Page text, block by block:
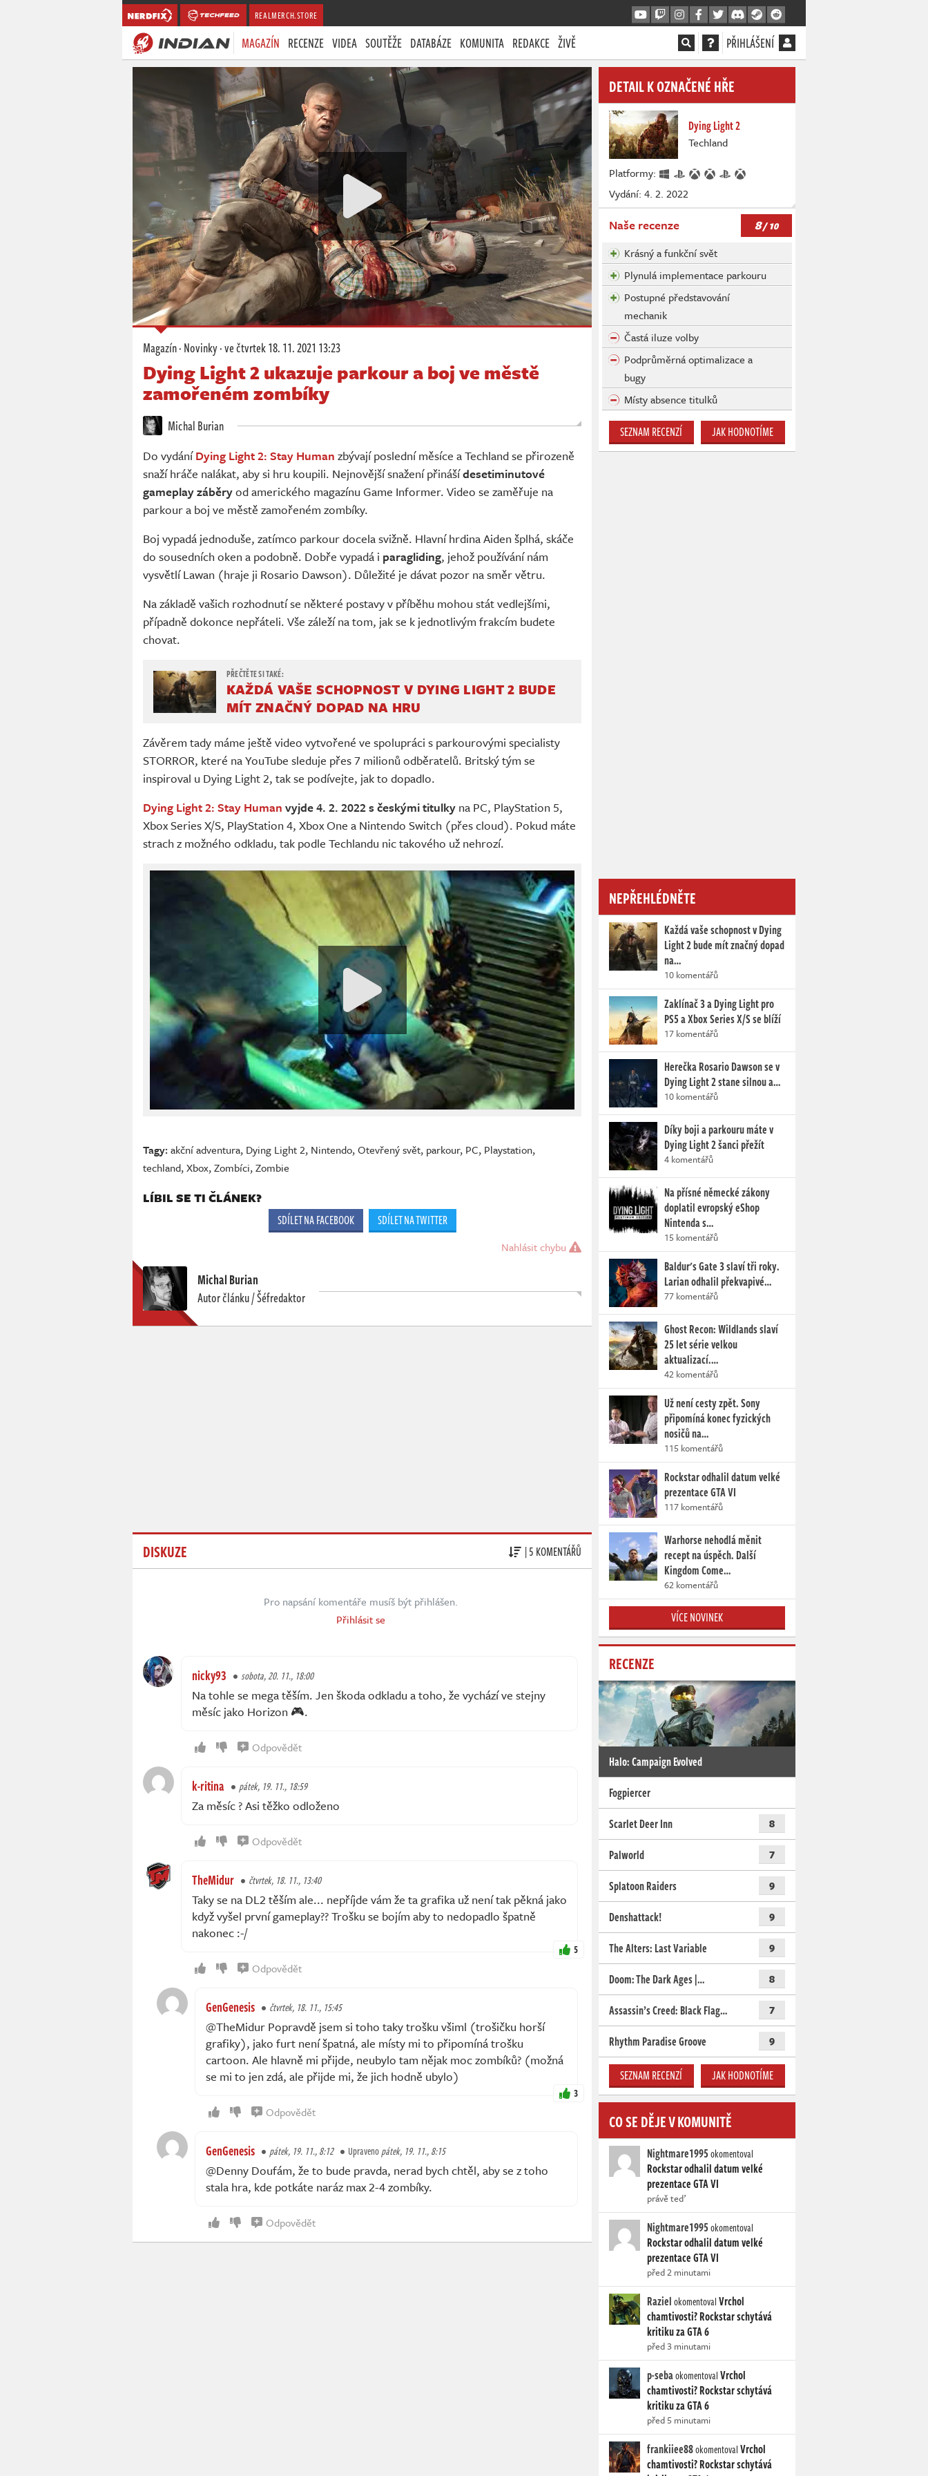
REALMERCH.STORE
MAGAZÍN RECENZE VIDEA SOUTĚŽE DATABÁZE KOMUNITA REDAKCE ŽIVĚ PŘIHLÁŠENÍ
Magazín·Novinky·ve čtvrtek18. 11. 2021 13:23
Dying Light 2 ukazuje parkour a boj ve městě
zamořeném zombíky
Michal Burian
Do vydáníDying Light 2: Stay Human zbývají poslední měsíce a Techland se přirozeně
snaží hráče nalákat, aby si hru koupili. Nejnovější snažení přinášídesetiminutové
gameplay záběryod amerického magazínu Game Informer. Video se zaměřuje na
parkour a boj ve městě zamořeném zombíky.
Boj vypadá jednoduše, zatímco parkour docela svižně. Hlavní hrdina Aiden šplhá, skáče
do sousedních oken a podobně. Dobře vypadá i paragliding, jehož používání nám
vysvětlí Lawan (hraje ji Rosario Dawson). Důležité je dávat pozor na směr větru.
Na základě vašich rozhodnutí se některé postavy v příběhu mohou stát vedlejšími,
případně dokonce nepřáteli. Vše záleží na tom, jak se k jednotlivým frakcím budete
chovat.
KAŽDÁ VAŠE SCHOPNOST V DYING LIGHT 2 BUDE
MÍT ZNAČNÝ DOPAD NA HRU
Závěrem tady máme ještě video vytvořené ve spolupráci s parkourovými specialisty
STORROR, které na YouTube sleduje přes 7 milionů odběratelů. Britský tým se
inspiroval u Dying Light 2, tak se podívejte, jak to dopadlo.
Dying Light 2: Stay Human vyjde 4. 2. 2022 s českými titulky na PC, PlayStation 5,
Xbox Series X/S, PlayStation 4, Xbox One a Nintendo Switch (přes cloud). Pokud máte
strach z možného odkladu, tak podle Techlandu nic takového už nehrozí.
Tagy:akční adventura, Dying Light 2, Nintendo,Otevřený svět, parkour, PC, Playstation,
techland,Xbox,Zombíci,Zombie
LÍBIL SE TI ČLÁNEK?
SDÍLET NA FACEBOOK SDÍLET NA TWITTER
Nahlásit chybu
Michal Burian
Autor článku / Šéfredaktor
DISKUZE | 5 KOMENTÁŘŮ
Pro napsání komentáře musíš být přihlášen.
Přihlásit se
nicky93 sobota, 20. 11., 18:00
Na tohle se mega těším. Jen škoda odkladu a toho, že vychází ve stejny
měsíc jako Horizon 🎮.
Odpovědět
k-ritina pátek, 19. 11., 18:59
Za měsíc ? Asi těžko odloženo
Odpovědět
TheMidur čtvrtek, 18. 11., 13:40
Taky se na DL2 těším ale... nepříjde vám že ta grafika už není tak pěkná jako
když vyšel první gameplay?? Trošku se bojím aby to nedopadlo špatně
nakonec :-/
5
Odpovědět
GenGenesis čtvrtek, 18. 11., 15:45
@TheMidur Popravdě jsem si toho taky trošku všiml (trošičku horší
grafiky), jako furt není špatná, ale místy mi to připomíná trošku
cartoon. Ale hlavně mi přijde, neubylo tam nějak moc zombíků? (možná
se mi to jen zdá, ale přijde mi, že jich hodně ubylo)
3
Odpovědět
GenGenesis pátek, 19. 11., 8:12 Upravenopátek, 19. 11., 8:15
@Denny Doufám, že to bude pravda, nerad bych chtěl, aby se z toho
stala hra, kde potkáte naráz max 2-4 zombíky.
Odpovědět
DETAIL K OZNAČENÉ HŘE
Dying Light 2
Techland
Platformy:
Vydání: 4. 2. 2022
Naše recenze 8/ 10
Krásný a funkční svět
Plynulá implementace parkouru
Postupné představování
mechanik
Častá iluze volby
Podprůměrná optimalizace a
bugy
Místy absence titulků
SEZNAM RECENZÍ JAK HODNOTÍME
NEPŘEHLÉDNĚTE
Každá vaše schopnost v Dying
Light 2 bude mít značný dopad
na…
10 komentářů
Zaklínač 3 a Dying Light pro
PS5 a Xbox Series X/S se blíží
17 komentářů
Herečka Rosario Dawson se v
Dying Light 2 stane silnou a…
10 komentářů
Díky boji a parkouru máte v
Dying Light 2 šanci přežít
4 komentářů
Na přísné německé zákony
doplatil evropský eShop
Nintenda s…
15 komentářů
Baldur's Gate 3 slaví tři roky.
Larian odhalil překvapivé…
77 komentářů
Ghost Recon: Wildlands slaví
25 let série velkou
aktualizací.…
42 komentářů
Už není cesty zpět. Sony
připomíná konec fyzických
nosičů na…
115 komentářů
Rockstar odhalil datum velké
prezentace GTA VI
117 komentářů
Warhorse nehodlá měnit
recept na úspěch. Další
Kingdom Come…
62 komentářů
VÍCE NOVINEK
RECENZE
Halo: Campaign Evolved
Fogpiercer
Scarlet Deer Inn
8
Palworld 7
Splatoon Raiders 9
Denshattack! 9
The Alters: Last Variable 9
Doom: The Dark Ages |… 8
Assassin’s Creed: Black Flag… 7
Rhythm Paradise Groove 9
SEZNAM RECENZÍ JAK HODNOTÍME
CO SE DĚJE V KOMUNITĚ
Nightmare1995okomentoval
Rockstar odhalil datum velké
prezentace GTA VI
právě teď
Nightmare1995okomentoval
Rockstar odhalil datum velké
prezentace GTA VI
před 2 minutami
RazielokomentovalVrchol
chamtivosti? Rockstar schytává
kritiku za GTA 6
před 3 minutami
p-sebaokomentovalVrchol
chamtivosti? Rockstar schytává
kritiku za GTA 6
před 5 minutami
frankiiee88okomentovalVrchol
chamtivosti? Rockstar schytává